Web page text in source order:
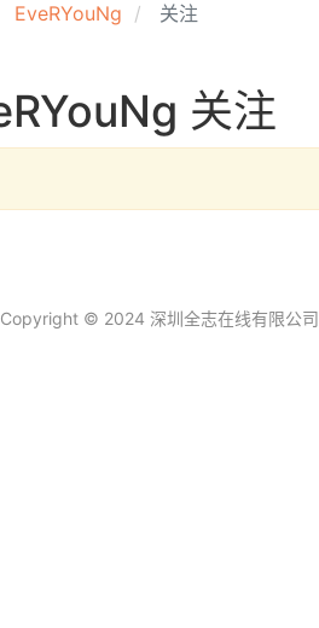
EveRYouNg 关注
关注
Copyright © 2024 深圳全志在线有限公司